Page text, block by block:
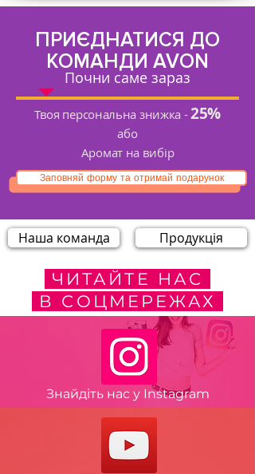
ПРИЄДНАТИСЯ ДО
КОМАНДИ AVON
Почни саме зараз
Твоя персональна знижка -25%
або
Аромат на вибір
Заповняй форму та отримай подарунок
Наша команда Продукція
ЧИТАЙТЕ НАС
В СОЦМЕРЕЖАХ
Знайдіть нас у Instagram